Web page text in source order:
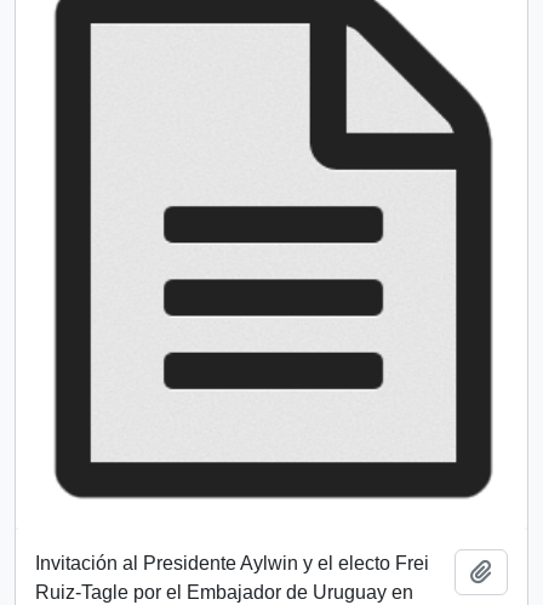
Invitación al Presidente Aylwin y el electo Frei
Ruiz-Tagle por el Embajador de Uruguay en